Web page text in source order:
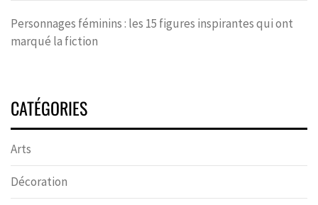
Personnages féminins : les 15 figures inspirantes qui ont
marqué la fiction
CATÉGORIES
Arts
Décoration